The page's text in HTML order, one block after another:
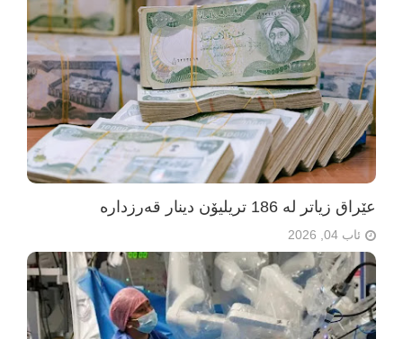
عێراق زیاتر لە 186 تریلیۆن دینار قەرزدارە
ئاب 04, 2026